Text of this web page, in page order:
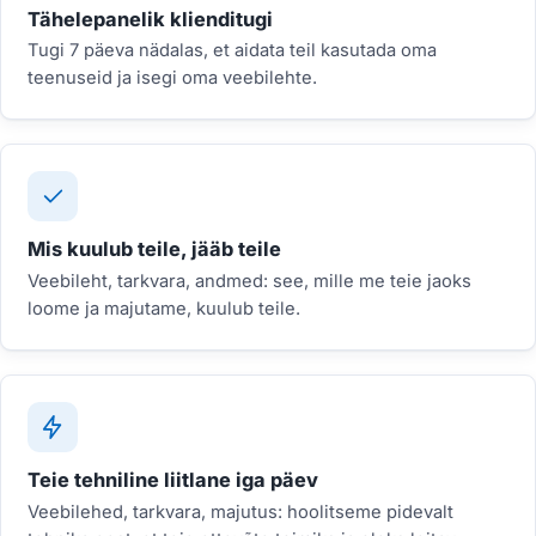
Tähelepanelik klienditugi
Tugi 7 päeva nädalas, et aidata teil kasutada oma
teenuseid ja isegi oma veebilehte.
Mis kuulub teile, jääb teile
Veebileht, tarkvara, andmed: see, mille me teie jaoks
loome ja majutame, kuulub teile.
Teie tehniline liitlane iga päev
Veebilehed, tarkvara, majutus: hoolitseme pidevalt